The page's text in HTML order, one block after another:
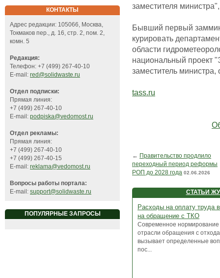
КОНТАКТЫ
Адрес редакции: 105066, Москва,
Токмаков пер., д. 16, стр. 2, пом. 2,
комн. 5
Редакция:
Телефон: +7 (499) 267-40-10
E-mail: red@solidwaste.ru
Отдел подписки:
Прямая линия:
+7 (499) 267-40-10
E-mail: podpiska@vedomost.ru
Отдел рекламы:
Прямая линия:
+7 (499) 267-40-10
+7 (499) 267-40-15
E-mail: reklama@vedomost.ru
Вопросы работы портала:
E-mail: support@solidwaste.ru
ПОПУЛЯРНЫЕ ЗАПРОСЫ
заместителя
Бывший первый
курировать
области
национальный проект
заместитель министра,
tass.ru
← Правительство продлило
переходный период реформы
РОП до 2028 года 02.06.2026
СТАТЬИ
Расходы на оплату труда
на обращение с ТКО
Современное нормирование
отрасли обращения с
вызывает определенные
пос...